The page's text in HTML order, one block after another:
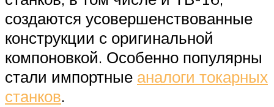
создаются усовершенствованные
конструкции с оригинальной
компоновкой. Особенно популярны
стали импортные аналоги токарных
станков.